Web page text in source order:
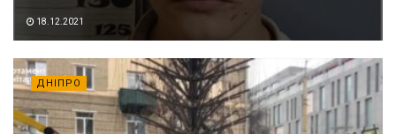
18.12.2021
ДНІПРО